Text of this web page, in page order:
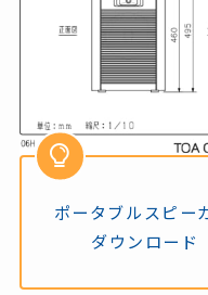
ポータブルスピ
ダウンロード